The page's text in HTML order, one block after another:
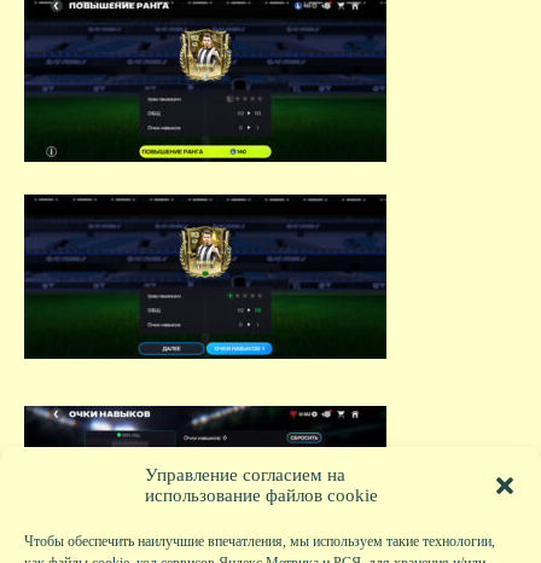
Управление согласием на
использование файлов cookie
Чтобы обеспечить наилучшие впечатления, мы используем такие технологии,